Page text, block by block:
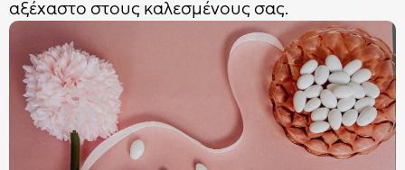
αξέχαστο στους καλεσμένους σας.